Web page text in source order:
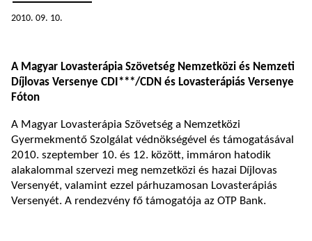
2010. 09. 10.
A Magyar Lovasterápia Szövetség Nemzetközi és Nemzeti
Díjlovas Versenye CDI***/CDN és Lovasterápiás Versenye
Fóton
A Magyar Lovasterápia Szövetség a Nemzetközi
Gyermekmentő Szolgálat védnökségével és támogatásával
2010. szeptember 10. és 12. között, immáron hatodik
alakalommal szervezi meg nemzetközi és hazai Díjlovas
Versenyét, valamint ezzel párhuzamosan Lovasterápiás
Versenyét. A rendezvény fő támogatója az OTP Bank.